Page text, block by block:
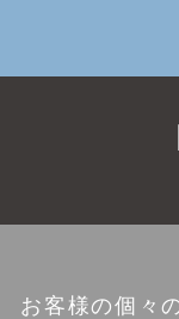
お客様の個々